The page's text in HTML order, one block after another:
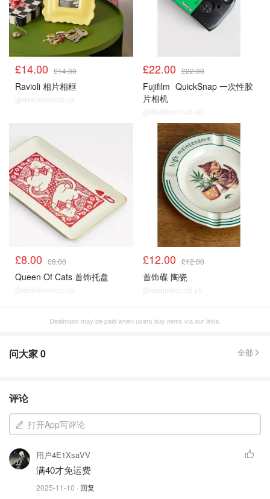
£14.00 £14.00
Ravioli 相片相框
@dealmoon.co.uk
£22.00 £22.00
Fujifilm QuickSnap 一次性胶
片相机
@dealmoon.co.uk
£8.00 £8.00
Queen Of Cats 首饰托盘
@dealmoon.co.uk
£12.00 £12.00
首饰碟 陶瓷
@dealmoon.co.uk
Dealmoon may be paid when users buy items via our links.
问大家0 全部
评论
打开App写评论
用户4E1XsaVV
满40才免运费
2025-11-10 · 回复